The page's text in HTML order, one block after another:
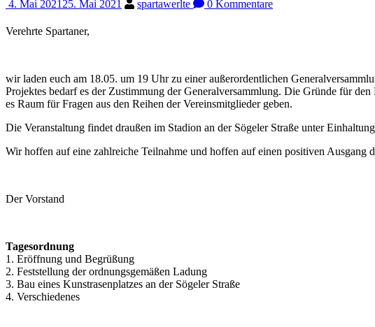
4. Mai 2021 25. Mai 2021 spartawerlte 0 Kommentare
Verehrte Spartaner,
wir laden euch am 18.05. um 19 Uhr zu einer außerordentlichen
Projektes bedarf es der Zustimmung der Generalversammlung. Die Gründe für
es Raum für Fragen aus den Reihen der Vereinsmitglieder geben.
Die Veranstaltung findet draußen im Stadion an der Sögeler Straße unter
Wir hoffen auf eine zahlreiche Teilnahme und hoffen auf einen positiven Ausgang
Der Vorstand
Tagesordnung
1. Eröffnung und Begrüßung
2. Feststellung der ordnungsgemäßen Ladung
3. Bau eines Kunstrasenplatzes an der Sögeler Straße
4. Verschiedenes